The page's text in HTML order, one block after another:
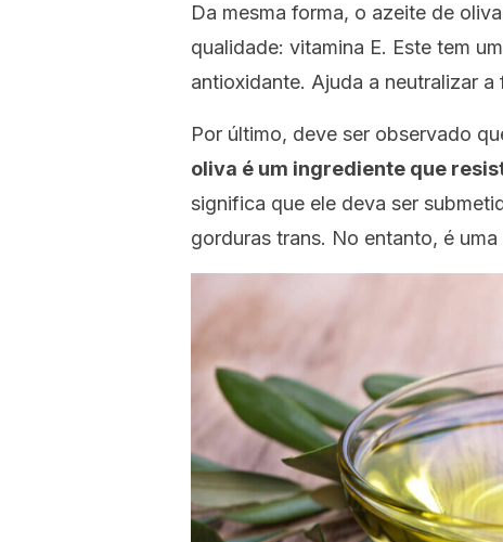
Da mesma forma, o azeite de
qualidade: vitamina E. Este tem
antioxidante. Ajuda a neutralizar
Por último, deve ser observado
oliva é um ingrediente que
significa que ele deva ser
gorduras trans. No entanto, é